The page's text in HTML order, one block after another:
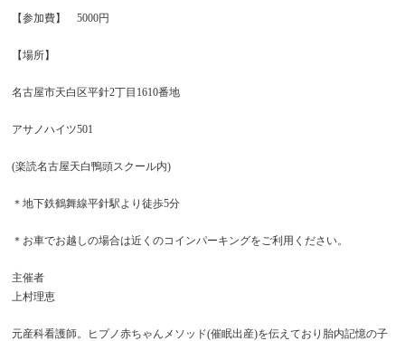
【参加費】 5000円
【場所】
名古屋市天白区平針2丁目1610番地
アサノハイツ501
(楽読名古屋天白鴨頭スクール内)
＊地下鉄鶴舞線平針駅より徒歩5分
＊お車でお越しの場合は近くのコインパーキングをご利用ください。
主催者
上村理恵
元産科看護師。ヒプノ赤ちゃんメソッド(催眠出産)を伝えており胎内記憶の子